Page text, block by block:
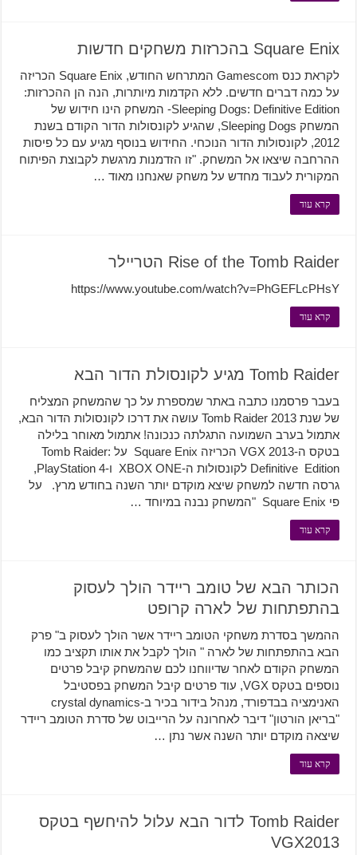
Square Enix בהכרזות משחקים חדשות
לקראת כנס Gamescom המתרחש החודש, Square Enix הכריזה
על כמה דברים חדשים. ללא הקדמות מיותרות, הנה הן ההכרזות:
Sleeping Dogs: Definitive Edition- המשחק הינו חידוש של
המשחק Sleeping Dogs, שהגיע לקונסולות הדור הקודם בשנת
2012, לקונסולות הדור הנוכחי. החידוש בנוסף מגיע עם כל פיסות
ההרחבה שיצאו אל המשחק. "זו הזדמנות מרגשת לקבוצת הפיתוח
המקורית לעבוד מחדש על משחק שאנחנו מאוד …
קרא עוד
Rise of the Tomb Raider הטריילר
https://www.youtube.com/watch?v=PhGEFLcPHsY
קרא עוד
Tomb Raider מגיע לקונסולת הדור הבא
בעבר פרסמנו כתבה באתר שמספרת על כך שהמשחק המצליח
של שנת 2013 Tomb Raider עושה את דרכו לקונסולות הדור הבא,
אתמול בערב השמועה התגלתה כנכונה! אתמול מאוחר בלילה
בטקס ה-VGX 2013 הכריזה Square Enix על Tomb Raider:
Definitive Edition לקונסולות ה-XBOX ONE ו-PlayStation 4,
גרסה חדשה למשחק שיצא מוקדם יותר השנה בחודש מרץ. על
פי Square Enix "המשחק נבנה במיוחד …
קרא עוד
הכותר הבא של טומב ריידר הולך לעסוק
בהתפתחות של לארה קרופט
ההמשך בסדרת משחקי הטומב ריידר אשר הולך לעסוק ב" פרק
הבא בהתפתחות של לארה " הולך לקבל את אותו תקציב כמו
המשחק הקודם לאחר שדיווחנו לכם שהמשחק קיבל פרטים
נוספים בטקס VGX, עוד פרטים קיבל המשחק בפסטיבל
האנימציה בבדפורד, מנהל בידור בכיר ב-crystal dynamics
"בריאן הורטון" דיבר לאחרונה על הרייבוט של סדרת הטומב ריידר
שיצאה מוקדם יותר השנה אשר נתן …
קרא עוד
Tomb Raider לדור הבא עלול להיחשף בטקס
VGX2013